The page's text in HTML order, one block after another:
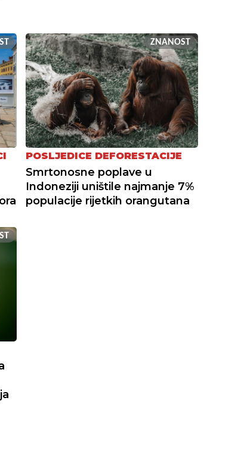
ZNANOST
POSLJEDICE DEFORESTACIJE
Smrtonosne poplave u
Indoneziji uništile najmanje 7%
populacije rijetkih orangutana